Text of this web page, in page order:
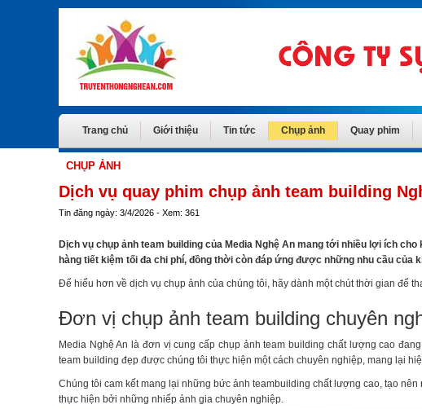
Trang chủ Giới thiệu Tin tức Chụp ảnh Quay phim
CHỤP ẢNH
Dịch vụ quay phim chụp ảnh team building
Tin đăng ngày: 3/4/2026 - Xem: 361
Dịch vụ chụp ảnh team building của Media Nghệ An mang tới nhiều lợi ích
hàng tiết kiệm tối đa chi phí, đồng thời còn đáp ứng được những nhu cầu của
Để hiểu hơn về dịch vụ chụp ảnh của chúng tôi, hãy dành một chút thời gian để
Đơn vị chụp ảnh team building chuyên
Media Nghệ An là đơn vị cung cấp chụp ảnh team building chất lượng cao
team building đẹp được chúng tôi thực hiện một cách chuyên nghiệp, mang lại
Chúng tôi cam kết mang lại những bức ảnh teambuilding chất lượng cao, tạo
thực hiện bởi những nhiếp ảnh gia chuyên nghiệp.